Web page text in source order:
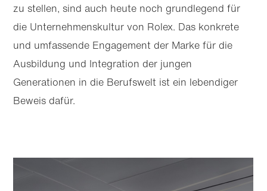
zu stellen, sind auch heute noch grundlegend für
die Unternehmens­kultur von Rolex. Das konkrete
und umfassende Engagement der Marke für die
Ausbildung und Integration der jungen
Generationen in die Berufswelt ist ein lebendiger
Beweis dafür.